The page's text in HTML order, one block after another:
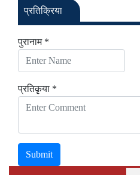
प्रतिक्रिया
पुरानाम *
प्रतिकृया *
Submit